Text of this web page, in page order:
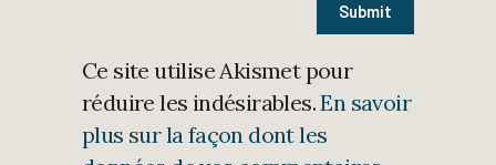
Ce site utilise Akismet pour
réduire les indésirables.En savoir
plus sur la façon dont les